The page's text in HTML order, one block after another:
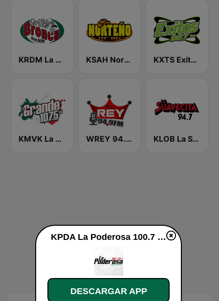
KRDM La Bronca KSAH Norteño 720 y 104.1 KXTS Exitos 98.7 FM
KMVK La Grande 107.5 FM WREY 94.9 El Rey KLOB La Suavecita 94.7 FM
KPDA La Poderosa 100.7 FM en vivo
DESCARGAR APP